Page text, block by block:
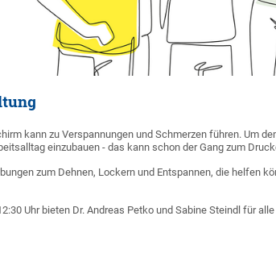
kann zu Verspannungen und Schmerzen führen. Um
einzubauen - das kann schon der Gang zum
zum Dehnen, Lockern und Entspannen, die helfen
Uhr bieten Dr. Andreas Petko und Sabine Steindl für